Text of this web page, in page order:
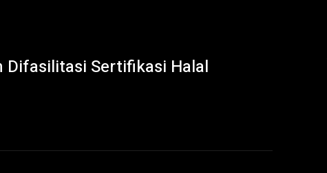
Difasilitasi Sertifikasi Halal